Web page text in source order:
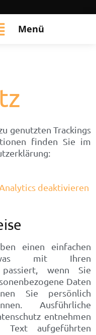
Menü
genutzten Trackings
finden Sie im
deaktivieren
einen einfachen
mit Ihren
passiert, wenn Sie
Daten
Sie persönlich
Ausführliche
entnehmen
aufgeführten